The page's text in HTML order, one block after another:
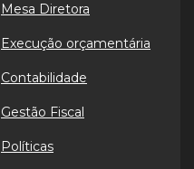
Mesa Diretora
Execução orçamentária
Contabilidade
Gestão Fiscal
Políticas